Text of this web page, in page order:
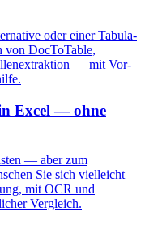
oder einer Tabula-
von DocToTable,
— mit Vor-
Excel — ohne
— aber zum
Sie sich vielleicht
mit OCR und
Vergleich.